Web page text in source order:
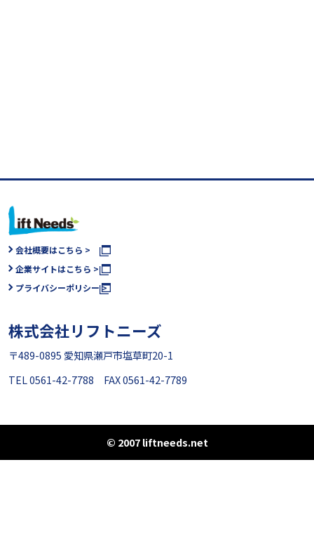
会社概要はこちら >
企業サイトはこちら >
プライバシーポリシー >
株式会社リフトニーズ
〒489-0895 愛知県瀬戸市塩草町20-1
TEL 0561-42-7788 FAX 0561-42-7789
© 2007 liftneeds.net